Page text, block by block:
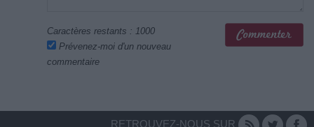
Caractères restants : 1000
Prévenez-moi d'un nouveau
commentaire
RETROUVEZ-NOUS SUR